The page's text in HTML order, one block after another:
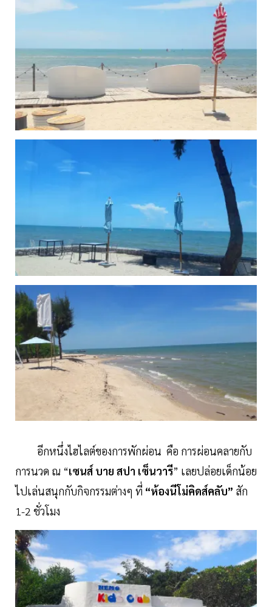
อีกหนึ่งไฮไลต์ของการพักผ่อน คือ การผ่อนคลายกับ
การนวด ณ “เซนส์ บาย สปา เซ็นวารี” เลยปล่อยเด็กน้อย
ไปเล่นสนุกกับกิจกรรมต่างๆ ที่ “ห้องนีโม่คิดส์คลับ” สัก
1-2 ชั่วโมง